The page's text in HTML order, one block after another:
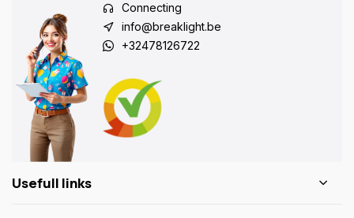
Connecting
info@breaklight.be
+32478126722
Usefull links